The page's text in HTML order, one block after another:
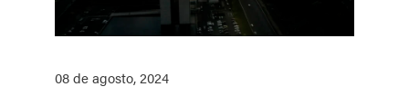
08 de agosto, 2024